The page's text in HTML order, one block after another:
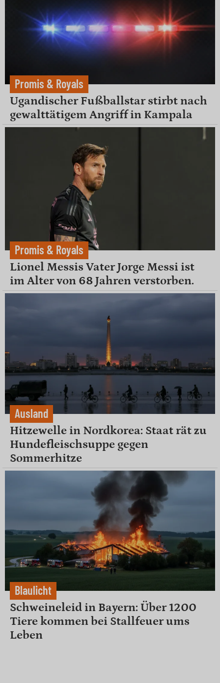
Promis & Royals
Ugandischer Fußballstar stirbt nach
gewalttätigem Angriff in Kampala
Promis & Royals
Lionel Messis Vater Jorge Messi ist
im Alter von 68 Jahren verstorben.
Ausland
Hitzewelle in Nordkorea: Staat rät zu
Hundefleischsuppe gegen
Sommerhitze
Blaulicht
Schweineleid in Bayern: Über 1200
Tiere kommen bei Stallfeuer ums
Leben